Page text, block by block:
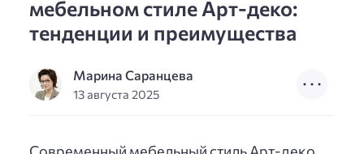
мебельном стиле Арт-деко:
тенденции и преимущества
Марина Саранцева
13 августа 2025